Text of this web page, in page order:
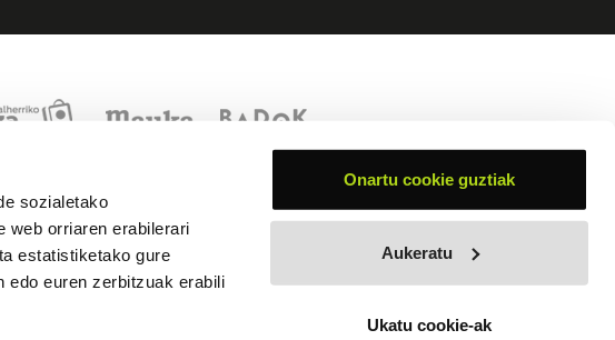
sozialetako
web orriaren erabilerari
estatistiketako gure
edo euren zerbitzuak erabili
Onartu cookie guztiak
Aukeratu
Ukatu cookie-ak